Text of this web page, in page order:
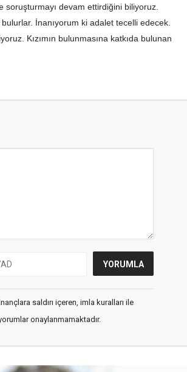
devam ettirdiğini biliyoruz.
İnanıyorum ki adalet tecelli edecek.
Kızımın bulunmasına katkıda bulunan
saldırı içeren, imla kuralları ile
onaylanmamaktadır.